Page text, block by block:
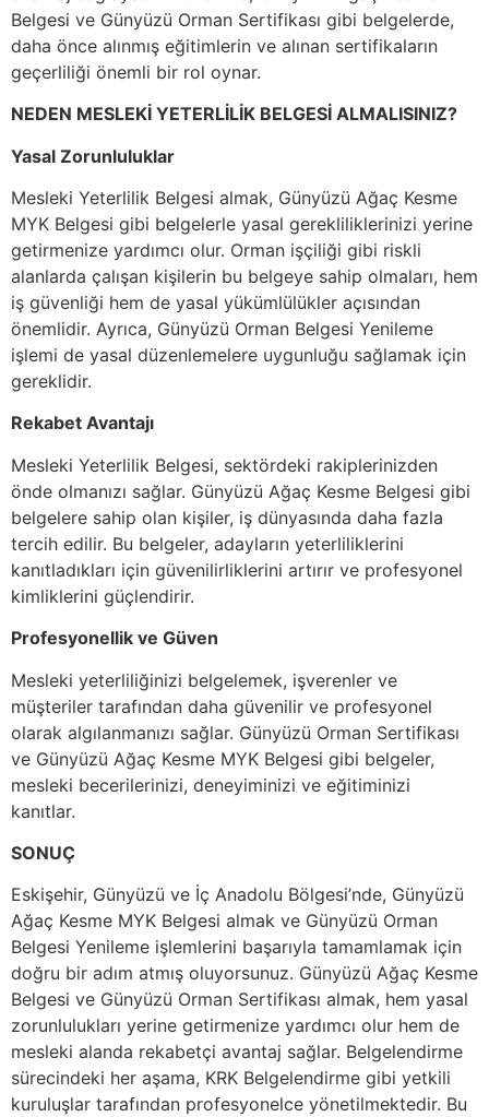
Belgesi ve Günyüzü Orman Sertifikası gibi belgelerde,
daha önce alınmış eğitimlerin ve alınan sertifikaların
geçerliliği önemli bir rol oynar.
NEDEN MESLEKİ YETERLİLİK BELGESİ ALMALISINIZ?
Yasal Zorunluluklar
Mesleki Yeterlilik Belgesi almak, Günyüzü Ağaç Kesme
MYK Belgesi gibi belgelerle yasal gerekliliklerinizi yerine
getirmenize yardımcı olur. Orman işçiliği gibi riskli
alanlarda çalışan kişilerin bu belgeye sahip olmaları, hem
iş güvenliği hem de yasal yükümlülükler açısından
önemlidir. Ayrıca, Günyüzü Orman Belgesi Yenileme
işlemi de yasal düzenlemelere uygunluğu sağlamak için
gereklidir.
Rekabet Avantajı
Mesleki Yeterlilik Belgesi, sektördeki rakiplerinizden
önde olmanızı sağlar. Günyüzü Ağaç Kesme Belgesi gibi
belgelere sahip olan kişiler, iş dünyasında daha fazla
tercih edilir. Bu belgeler, adayların yeterliliklerini
kanıtladıkları için güvenilirliklerini artırır ve profesyonel
kimliklerini güçlendirir.
Profesyonellik ve Güven
Mesleki yeterliliğinizi belgelemek, işverenler ve
müşteriler tarafından daha güvenilir ve profesyonel
olarak algılanmanızı sağlar. Günyüzü Orman Sertifikası
ve Günyüzü Ağaç Kesme MYK Belgesi gibi belgeler,
mesleki becerilerinizi, deneyiminizi ve eğitiminizi
kanıtlar.
SONUÇ
Eskişehir, Günyüzü ve İç Anadolu Bölgesi’nde, Günyüzü
Ağaç Kesme MYK Belgesi almak ve Günyüzü Orman
Belgesi Yenileme işlemlerini başarıyla tamamlamak için
doğru bir adım atmış oluyorsunuz. Günyüzü Ağaç Kesme
Belgesi ve Günyüzü Orman Sertifikası almak, hem yasal
zorunlulukları yerine getirmenize yardımcı olur hem de
mesleki alanda rekabetçi avantaj sağlar. Belgelendirme
sürecindeki her aşama, KRK Belgelendirme gibi yetkili
kuruluşlar tarafından profesyonelce yönetilmektedir. Bu